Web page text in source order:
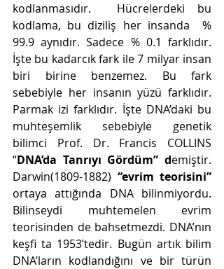
kodlanmasıdır.  Hücrelerdeki bu
kodlama, bu diziliş her insanda  %
99.9 aynıdır. Sadece % 0.1 farklıdır.
İşte bu kadarcık fark ile 7 milyar insan
biri birine benzemez. Bu fark
sebebiyle her insanın yüzü farklıdır.
Parmak izi farklıdır. İşte DNA’daki bu
muhteşemlik sebebiyle genetik
bilimci Prof. Dr. Francis COLLINS
“DNA’da Tanrıyı Gördüm” demiştir.
Darwin(1809-1882) “evrim teorisini”
ortaya attığında DNA bilinmiyordu.
Bilinseydi muhtemelen evrim
teorisinden de bahsetmezdi. DNA’nın
keşfi ta 1953’tedir. Bugün artık bilim
DNA’ların kodlandığını ve bir türün